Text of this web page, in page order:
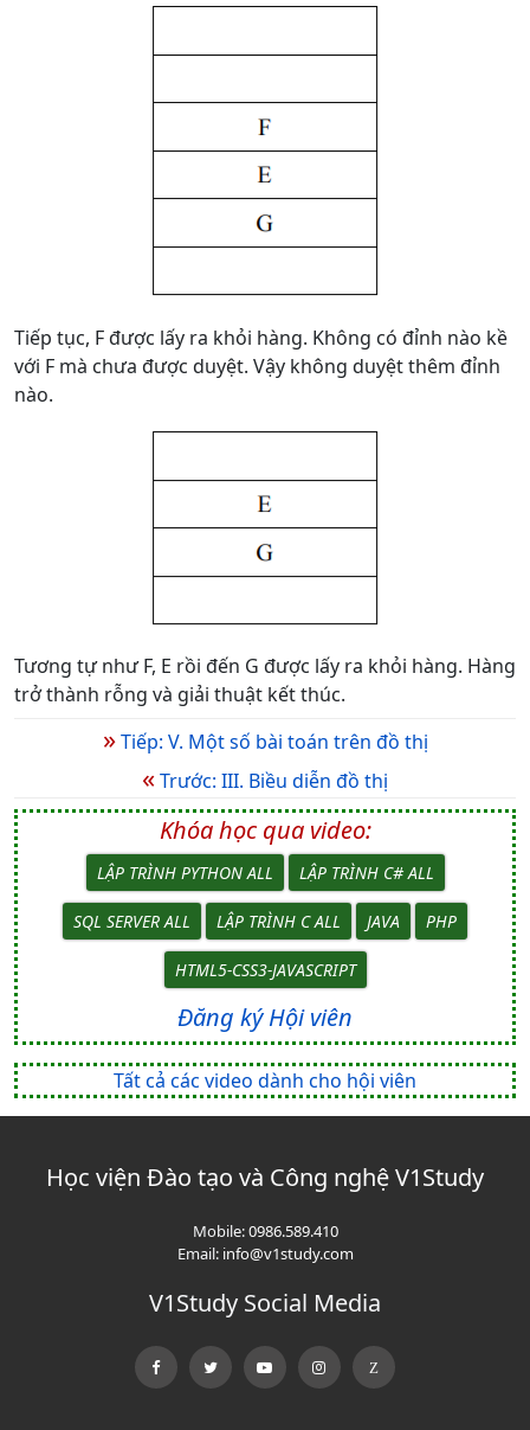
Tiếp tục, F được lấy ra khỏi hàng. Không có đỉnh nào kề
với F mà chưa được duyệt. Vậy không duyệt thêm đỉnh
nào.
Tương tự như F, E rồi đến G được lấy ra khỏi hàng. Hàng
trở thành rỗng và giải thuật kết thúc.
»Tiếp: V. Một số bài toán trên đồ thị
«Trước: III. Biều diễn đồ thị
Khóa học qua video:
LẬP TRÌNH PYTHON ALL LẬP TRÌNH C# ALL
SQL SERVER ALL LẬP TRÌNH C ALL JAVA PHP
HTML5-CSS3-JAVASCRIPT
Đăng ký Hội viên
Tất cả các video dành cho hội viên
Học viện Đào tạo và Công nghệ V1Study
Mobile:0986.589.410
Email: info@v1study.com
V1Study Social Media